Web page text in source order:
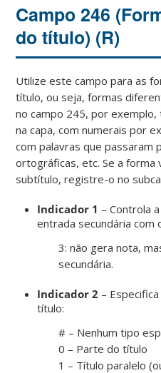
Campo 246
do título) (R)
Utilize este campo para as
título, ou seja, formas
no campo 245, por
na capa, com numerais por
com palavras que passaram
ortográficas, etc. Se a forma
subtítulo, registre-o no
Indicador 1 – Controla
entrada secundária com
3: não gera nota,
secundária.
Indicador 2 –
título:
# – Nenhum tipo
0 – Parte do título
1 – Título paralelo